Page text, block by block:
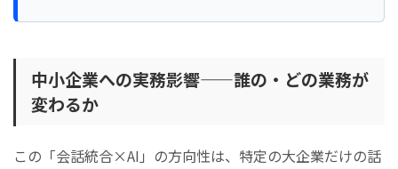
中小企業への実務影響——誰の・どの業務が
変わるか
この「会話統合×AI」の方向性は、特定の大企業だけの話